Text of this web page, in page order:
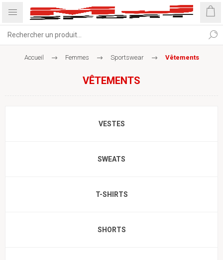
Accueil Femmes Sportswear Vêtements
VÊTEMENTS
VESTES
SWEATS
T-SHIRTS
SHORTS